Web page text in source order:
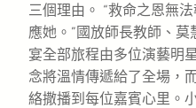
三個理由。 “救命之恩無
應她。”國放師長教師、
宴全部旅程由多位演藝明
念將溫情傳遞給了全場，
絡撒播到每位嘉賓心里。